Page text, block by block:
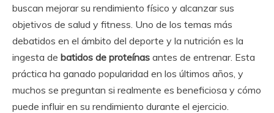
buscan mejorar su rendimiento físico y alcanzar sus
objetivos de salud y fitness. Uno de los temas más
debatidos en el ámbito del deporte y la nutrición es la
ingesta de batidos de proteínas antes de entrenar. Esta
práctica ha ganado popularidad en los últimos años, y
muchos se preguntan si realmente es beneficiosa y cómo
puede influir en su rendimiento durante el ejercicio.